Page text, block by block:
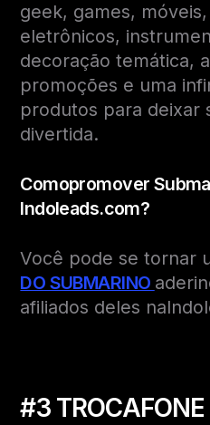
geek, games,
eletrônicos,
decoração temática,
promoções e uma
produtos para deixar
divertida.
Comopromover
Indoleads.com?
Você pode se tornar
DO SUBMARINO
afiliados deles
#3 TROCAFONE